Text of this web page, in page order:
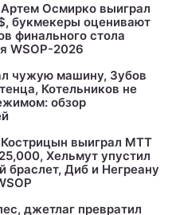
Осмирко выиграл
букмекеры оценивают
финального стола
WSOP-2026
чужую машину, Зубов
Котельников не
обзор
выиграл МТТ
Хельмут упустил
браслет, Диб и Негреану
джетлаг превратил